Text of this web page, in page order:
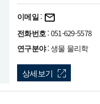
이메일:
전화번호: 051-629-5578
연구분야: 생물 물리학
상세보기